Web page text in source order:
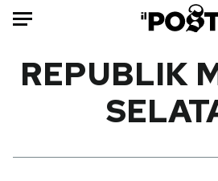
Mondo
REPUBLIK